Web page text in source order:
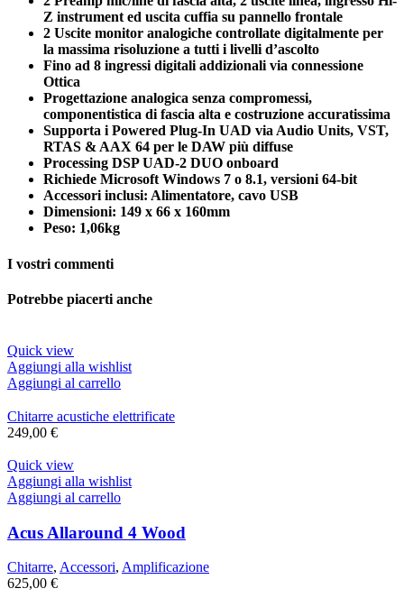
Z instrument ed uscita cuffia su pannello frontale
2 Uscite monitor analogiche controllate digitalmente per
la massima risoluzione a tutti i livelli d’ascolto
Fino ad 8 ingressi digitali addizionali via connessione
Ottica
Progettazione analogica senza compromessi,
componentistica di fascia alta e costruzione accuratissima
Supporta i Powered Plug-In UAD via Audio Units, VST,
RTAS & AAX 64 per le DAW più diffuse
Processing DSP UAD-2 DUO onboard
Richiede Microsoft Windows 7 o 8.1, versioni 64-bit
Accessori inclusi: Alimentatore, cavo USB
Dimensioni: 149 x 66 x 160mm
Peso: 1,06kg
I vostri commenti
Potrebbe piacerti anche
Quick view
Aggiungi alla wishlist
Aggiungi al carrello
Chitarre acustiche elettrificate
249,00 €
Quick view
Aggiungi alla wishlist
Aggiungi al carrello
Acus Allaround 4 Wood
Chitarre, Accessori, Amplificazione
625,00 €